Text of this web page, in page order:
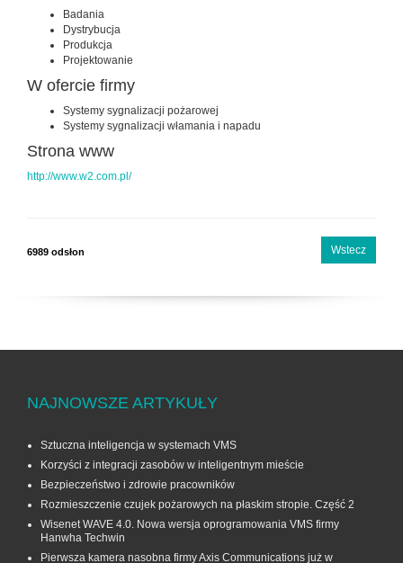
Badania
Dystrybucja
Produkcja
Projektowanie
W ofercie firmy
Systemy sygnalizacji pożarowej
Systemy sygnalizacji włamania i napadu
Strona www
http://www.w2.com.pl/
Wstecz
6989 odsłon
NAJNOWSZE ARTYKUŁY
Sztuczna inteligencja w systemach VMS
Korzyści z integracji zasobów w inteligentnym mieście
Bezpieczeństwo i zdrowie pracowników
Rozmieszczenie czujek pożarowych na płaskim stropie. Część 2
Wisenet WAVE 4.0. Nowa wersja oprogramowania VMS firmy
Hanwha Techwin
Pierwsza kamera nasobna firmy Axis Communications już w